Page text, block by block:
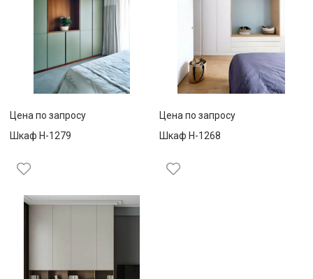
Цена по запросу
Шкаф Н-1279
Цена по запросу
Шкаф Н-1268